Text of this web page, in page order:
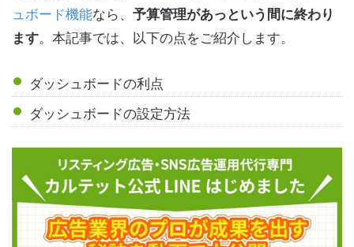
ュボード機能なら、 予算管理があっという間に終わり
ます。本記事では、以下の点をご紹介します。
ダッシュボードの利点
ダッシュボードの設定方法